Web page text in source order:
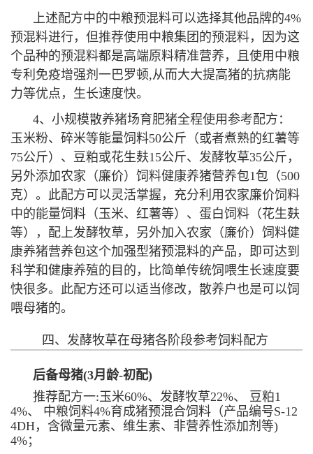
上述配方中的中粮预混料可以选择其他品牌的4%
预混料进行，但推荐使用中粮集团的预混料，因为这
个品种的预混料都是高端原料精准营养，且 使用中粮
专利免疫增强剂一巴罗顿,从而大大提高猪的抗病能
力等优点，生长速度快。
4、小规模散养猪场育肥猪全程使用参考配方：
玉米粉、碎米等能量饲料50公斤（或者煮熟的红薯等
75公斤）、豆粕或花生麸15公斤、发酵牧草35公斤，
另外添加农家（廉价）饲料健康养猪营养包1包（500
克）。此配方可以灵活掌握，充分利用农家廉价饲料
中的能量饲料（玉米、红薯等）、蛋白饲料（花生麸
等），配上发酵牧草，另外加入农家（廉价）饲料健
康养猪营养包这个加强型猪预混料的产品，即可达到
科学和健康养殖的目的，比简单传统饲喂生长速度要
快很多。此配方还可以适当修改，散养户也是可以饲
喂母猪的。
四、发酵牧草在母猪各阶段参考饲料配方
后备母猪(3月龄-初配)
推荐配方一:玉米60%、发酵牧草22%、 豆粕1
4%、 中粮饲料4%育成猪预混合饲料（产品编号S-12
4DH， 含微量元素、维生素、非营养性添加剂等)
4%；